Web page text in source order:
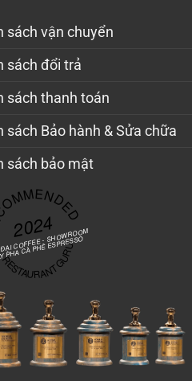
sách vận chuyển
sách đổi trả
sách thanh toán
sách Bảo hành & Sửa chữa
sách bảo mật
2024
COFFEE - SHOWROOM
PHA CÀ PHÊ ESPRESSO
GURU